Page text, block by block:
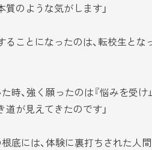
のような気がします」
ことになったのは、転校生と
、強く願ったのは『悩みを受
が見えてきたのです」
底には、体験に裏打ちされた人